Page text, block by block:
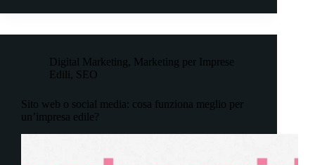
Digital Marketing, Marketing per Imprese
Edili, SEO
Sito web o social media: cosa funziona meglio per
un’impresa edile?